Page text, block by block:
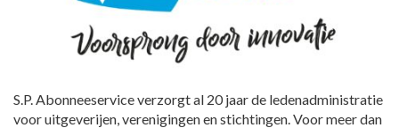
S.P. Abonneeservice verzorgt al 20 jaar de ledenadministratie
voor uitgeverijen, verenigingen en stichtingen. Voor meer dan